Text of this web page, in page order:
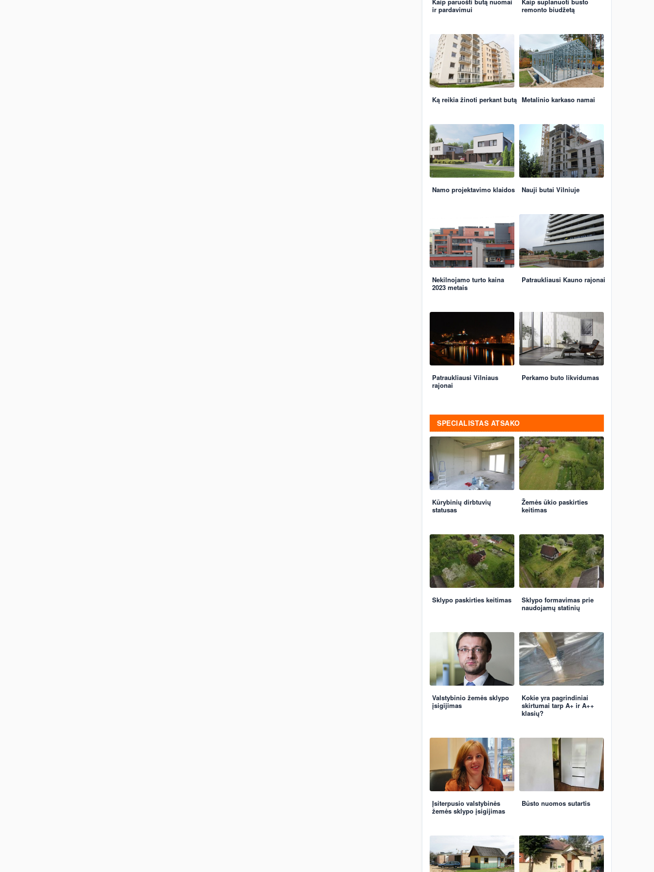
ir pardavimui
remonto biudžetą
Ką reikia žinoti perkant butą Metalinio karkaso namai
Namo projektavimo klaidos Nauji butai Vilniuje
Nekilnojamo turto kaina
2023 metais
Patraukliausi Kauno rajonai
Patraukliausi Vilniaus
rajonai
Perkamo buto likvidumas
SPECIALISTAS ATSAKO
Kūrybinių dirbtuvių
statusas
Žemės ūkio paskirties
keitimas
Sklypo paskirties keitimas
Sklypo formavimas prie
naudojamų statinių
Valstybinio žemės sklypo
įsigijimas
Kokie yra pagrindiniai
skirtumai tarp A+ ir A++
klasių?
Įsiterpusio valstybinės
žemės sklypo įsigijimas
Būsto nuomos sutartis